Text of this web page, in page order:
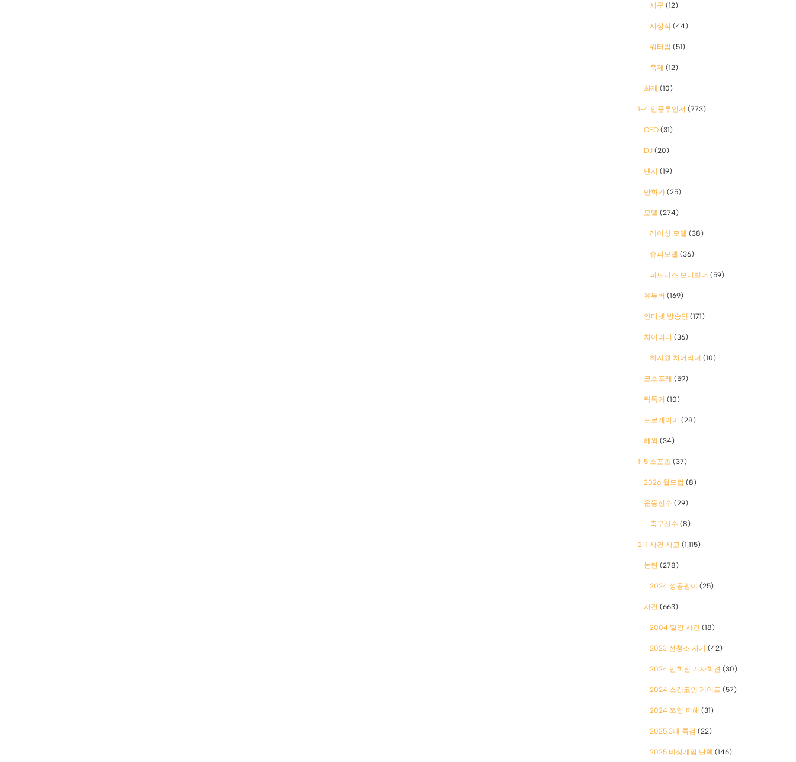
시구 (12)
시상식 (44)
워터밤 (51)
축제 (12)
화제 (10)
1-4 인플루언서 (773)
CEO (31)
DJ (20)
댄서 (19)
만화가 (25)
모델 (274)
레이싱 모델 (38)
슈퍼모델 (36)
피트니스 보디빌더 (59)
유튜버 (169)
인터넷 방송인 (171)
치어리더 (36)
하지원 치어리더 (10)
코스프레 (59)
틱톡커 (10)
프로게이머 (28)
해외 (34)
1-5 스포츠 (37)
2026 월드컵 (8)
운동선수 (29)
축구선수 (8)
2-1 사건 사고 (1,115)
논란 (278)
2024 성공팔이 (25)
사건 (663)
2004 밀양 사건 (18)
2023 전청조 사기 (42)
2024 민희진 기자회견 (30)
2024 스캠코인 게이트 (57)
2024 쯔양 피해 (31)
2025 3대 특검 (22)
2025 비상계엄 탄핵 (146)